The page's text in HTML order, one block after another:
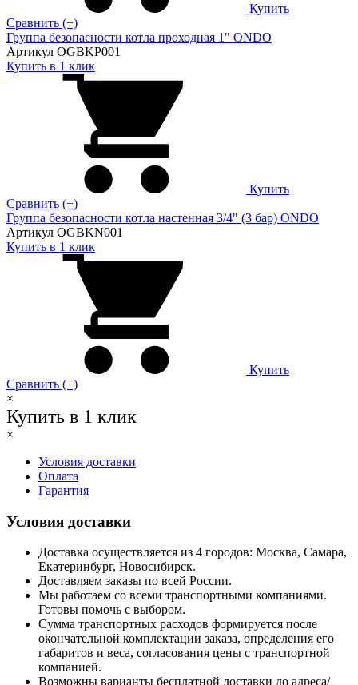
Купить
Сравнить (+)
Группа безопасности котла проходная 1" ONDO
Артикул OGBKP001
Купить в 1 клик
Купить
Сравнить (+)
Группа безопасности котла настенная 3/4" (3 бар) ONDO
Артикул OGBKN001
Купить в 1 клик
Купить
Сравнить (+)
×
Купить в 1 клик
×
Условия доставки
Оплата
Гарантия
Условия доставки
Доставка осуществляется из 4 городов: Москва, Самара,
Екатеринбург, Новосибирск.
Доставляем заказы по всей России.
Мы работаем со всеми транспортными компаниями.
Готовы помочь с выбором.
Сумма транспортных расходов формируется после
окончательной комплектации заказа, определения его
габаритов и веса, согласования цены с транспортной
компанией.
Возможны варианты бесплатной доставки до адреса/